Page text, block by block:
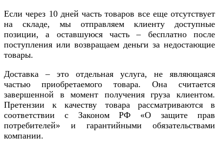
Если через 10 дней часть товаров все еще отсутствует
на складе, мы отправляем клиенту доступные
позиции, а оставшуюся часть – бесплатно после
поступления или возвращаем деньги за недостающие
товары.
Доставка – это отдельная услуга, не являющаяся
частью приобретаемого товара. Она считается
завершенной в момент получения груза клиентом.
Претензии к качеству товара рассматриваются в
соответствии с Законом РФ «О защите прав
потребителей» и гарантийными обязательствами
компании.